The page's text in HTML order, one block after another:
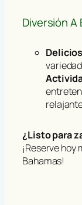
Diversión A
¿Listo para
¡Reserve
Bahamas!